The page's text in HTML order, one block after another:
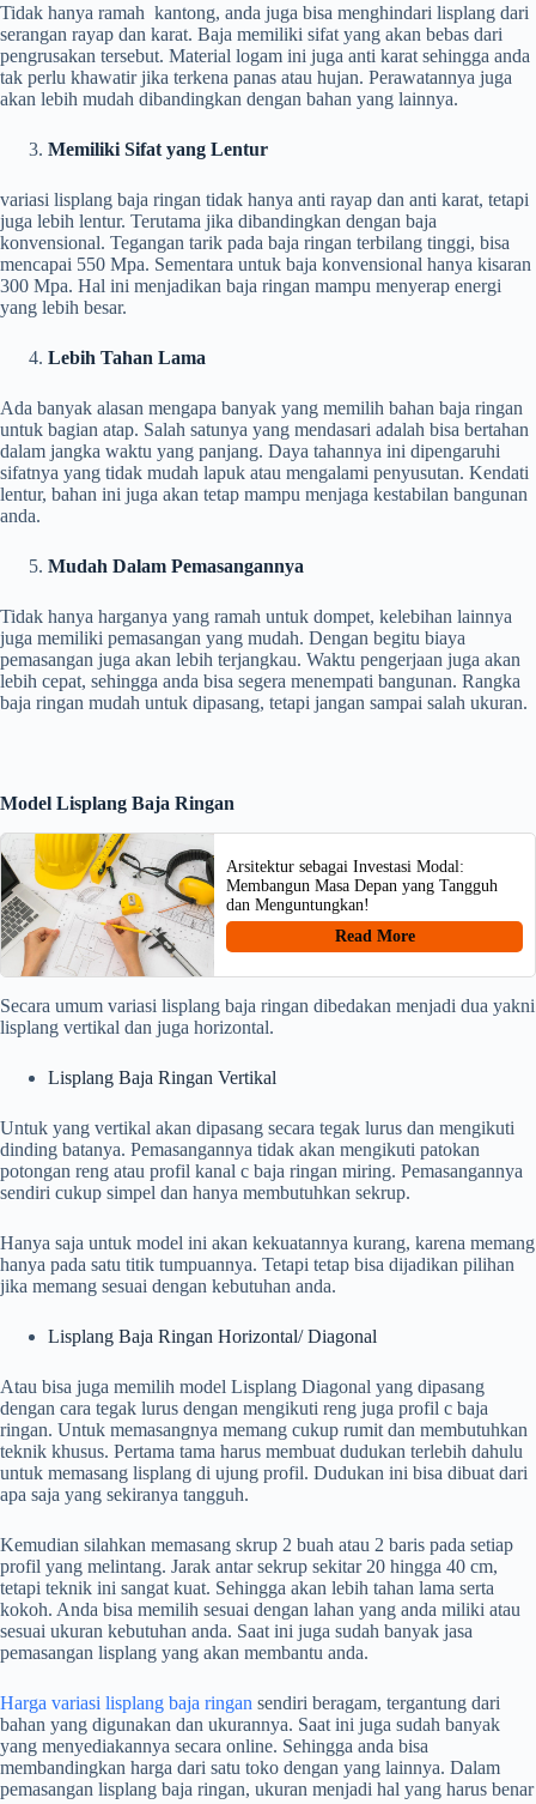
Tidak hanya ramah kantong, anda juga bisa menghindari lisplang dari
serangan rayap dan karat. Baja memiliki sifat yang akan bebas dari
pengrusakan tersebut. Material logam ini juga anti karat sehingga anda
tak perlu khawatir jika terkena panas atau hujan. Perawatannya juga
akan lebih mudah dibandingkan dengan bahan yang lainnya.
Memiliki Sifat yang Lentur
variasi lisplang baja ringan tidak hanya anti rayap dan anti karat, tetapi
juga lebih lentur. Terutama jika dibandingkan dengan baja
konvensional. Tegangan tarik pada baja ringan terbilang tinggi, bisa
mencapai 550 Mpa. Sementara untuk baja konvensional hanya kisaran
300 Mpa. Hal ini menjadikan baja ringan mampu menyerap energi
yang lebih besar.
Lebih Tahan Lama
Ada banyak alasan mengapa banyak yang memilih bahan baja ringan
untuk bagian atap. Salah satunya yang mendasari adalah bisa bertahan
dalam jangka waktu yang panjang. Daya tahannya ini dipengaruhi
sifatnya yang tidak mudah lapuk atau mengalami penyusutan. Kendati
lentur, bahan ini juga akan tetap mampu menjaga kestabilan bangunan
anda.
Mudah Dalam Pemasangannya
Tidak hanya harganya yang ramah untuk dompet, kelebihan lainnya
juga memiliki pemasangan yang mudah. Dengan begitu biaya
pemasangan juga akan lebih terjangkau. Waktu pengerjaan juga akan
lebih cepat, sehingga anda bisa segera menempati bangunan. Rangka
baja ringan mudah untuk dipasang, tetapi jangan sampai salah ukuran.
Model Lisplang Baja Ringan
Arsitektur sebagai Investasi Modal:
Membangun Masa Depan yang Tangguh
dan Menguntungkan!
Read More
Secara umum variasi lisplang baja ringan dibedakan menjadi dua yakni
lisplang vertikal dan juga horizontal.
Lisplang Baja Ringan Vertikal
Untuk yang vertikal akan dipasang secara tegak lurus dan mengikuti
dinding batanya. Pemasangannya tidak akan mengikuti patokan
potongan reng atau profil kanal c baja ringan miring. Pemasangannya
sendiri cukup simpel dan hanya membutuhkan sekrup.
Hanya saja untuk model ini akan kekuatannya kurang, karena memang
hanya pada satu titik tumpuannya. Tetapi tetap bisa dijadikan pilihan
jika memang sesuai dengan kebutuhan anda.
Lisplang Baja Ringan Horizontal/ Diagonal
Atau bisa juga memilih model Lisplang Diagonal yang dipasang
dengan cara tegak lurus dengan mengikuti reng juga profil c baja
ringan. Untuk memasangnya memang cukup rumit dan membutuhkan
teknik khusus. Pertama tama harus membuat dudukan terlebih dahulu
untuk memasang lisplang di ujung profil. Dudukan ini bisa dibuat dari
apa saja yang sekiranya tangguh.
Kemudian silahkan memasang skrup 2 buah atau 2 baris pada setiap
profil yang melintang. Jarak antar sekrup sekitar 20 hingga 40 cm,
tetapi teknik ini sangat kuat. Sehingga akan lebih tahan lama serta
kokoh. Anda bisa memilih sesuai dengan lahan yang anda miliki atau
sesuai ukuran kebutuhan anda. Saat ini juga sudah banyak jasa
pemasangan lisplang yang akan membantu anda.
Harga variasi lisplang baja ringan sendiri beragam, tergantung dari
bahan yang digunakan dan ukurannya. Saat ini juga sudah banyak
yang menyediakannya secara online. Sehingga anda bisa
membandingkan harga dari satu toko dengan yang lainnya. Dalam
pemasangan lisplang baja ringan, ukuran menjadi hal yang harus benar